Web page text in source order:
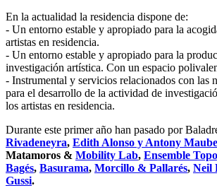
En la actualidad la residencia dispone de:
- Un entorno estable y apropiado para la
artistas en residencia.
- Un entorno estable y apropiado para la
investigación artística. Con un espacio
- Instrumental y servicios relacionados con las
para el desarrollo de la actividad de
los artistas en residencia.
Durante este primer año han pasado por
Rivadeneyra, Edith Alonso y Antony
Matamoros & Mobility Lab, Ensemble
Bagés, Basurama, Morcillo & Pallarés, Neil
Gussi.